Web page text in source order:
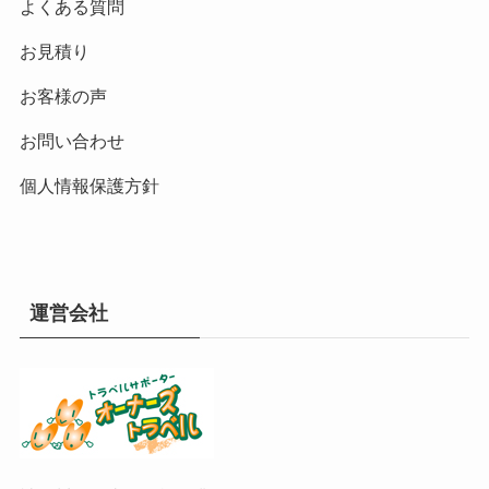
よくある質問
お見積り
お客様の声
お問い合わせ
個人情報保護方針
運営会社